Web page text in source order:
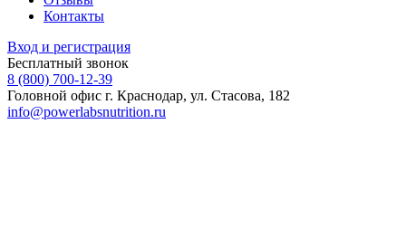
Контакты
Вход и регистрация
Бесплатный звонок
8 (800) 700-12-39
Головной офис г. Краснодар, ул. Стасова, 182
info@powerlabsnutrition.ru